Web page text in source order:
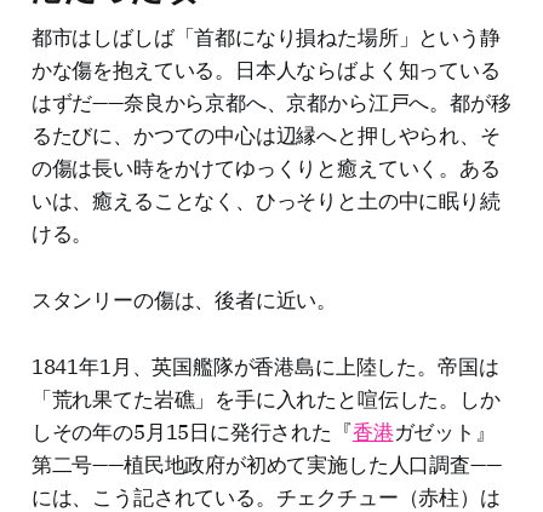
都市はしばしば「首都になり損ねた場所」という静
かな傷を抱えている。日本人ならばよく知っている
はずだ——奈良から京都へ、京都から江戸へ。都が移
るたびに、かつての中心は辺縁へと押しやられ、そ
の傷は長い時をかけてゆっくりと癒えていく。ある
いは、癒えることなく、ひっそりと土の中に眠り続
ける。
スタンリーの傷は、後者に近い。
1841年1月、英国艦隊が香港島に上陸した。帝国は
「荒れ果てた岩礁」を手に入れたと喧伝した。しか
しその年の5月15日に発行された『香港ガゼット』
第二号——植民地政府が初めて実施した人口調査——
には、こう記されている。チェクチュー（赤柱）は